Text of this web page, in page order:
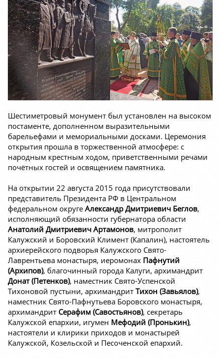
Шестиметровый монумент был установлен на высоком
постаменте, дополненном выразительными
барельефами и мемориальными досками. Церемония
открытия прошла в торжественной атмосфере: с
народным крестным ходом, приветственными речами
почётных гостей и освящением памятника.
На открытии 22 августа 2015 года присутствовали
представитель Президента РФ в Центральном
федеральном округе Александр Дмитриевич Беглов,
исполняющий обязанности губернатора области
Анатолий Дмитриевич Артамонов, митрополит
Калужский и Боровский Климент (Капалин), настоятель
архиерейского подворья Калужского Свято-
Лаврентьева монастыря, иеромонах Пафнутий
(Архипов), благочинный города Калуги, архимандрит
Донат (Петенков), наместник Свято-Успенской
Тихоновой пустыни, архимандрит Тихон (Завьялов),
наместник Свято-Пафнутьева Боровского монастыря,
архимандрит Серафим (Савостьянов), секретарь
Калужской епархии, игумен Мефодий (Пронькин),
настоятели и клирики приходов и монастырей
Калужской, Козельской и Песоченской епархий.